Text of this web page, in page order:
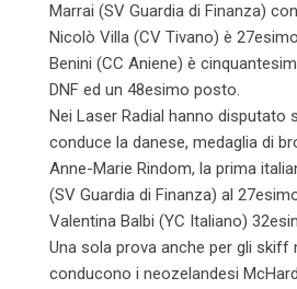
Marrai (SV Guardia di Finanza)
Nicolò Villa (CV Tivano) è
Benini (CC Aniene) è
DNF ed un 48esimo posto.
Nei Laser Radial hanno disputato
conduce la danese, medaglia di
Anne-Marie Rindom, la prima
(SV Guardia di Finanza) al
Valentina Balbi (YC Italiano)
Una sola prova anche per gli skiff
conducono i neozelandesi